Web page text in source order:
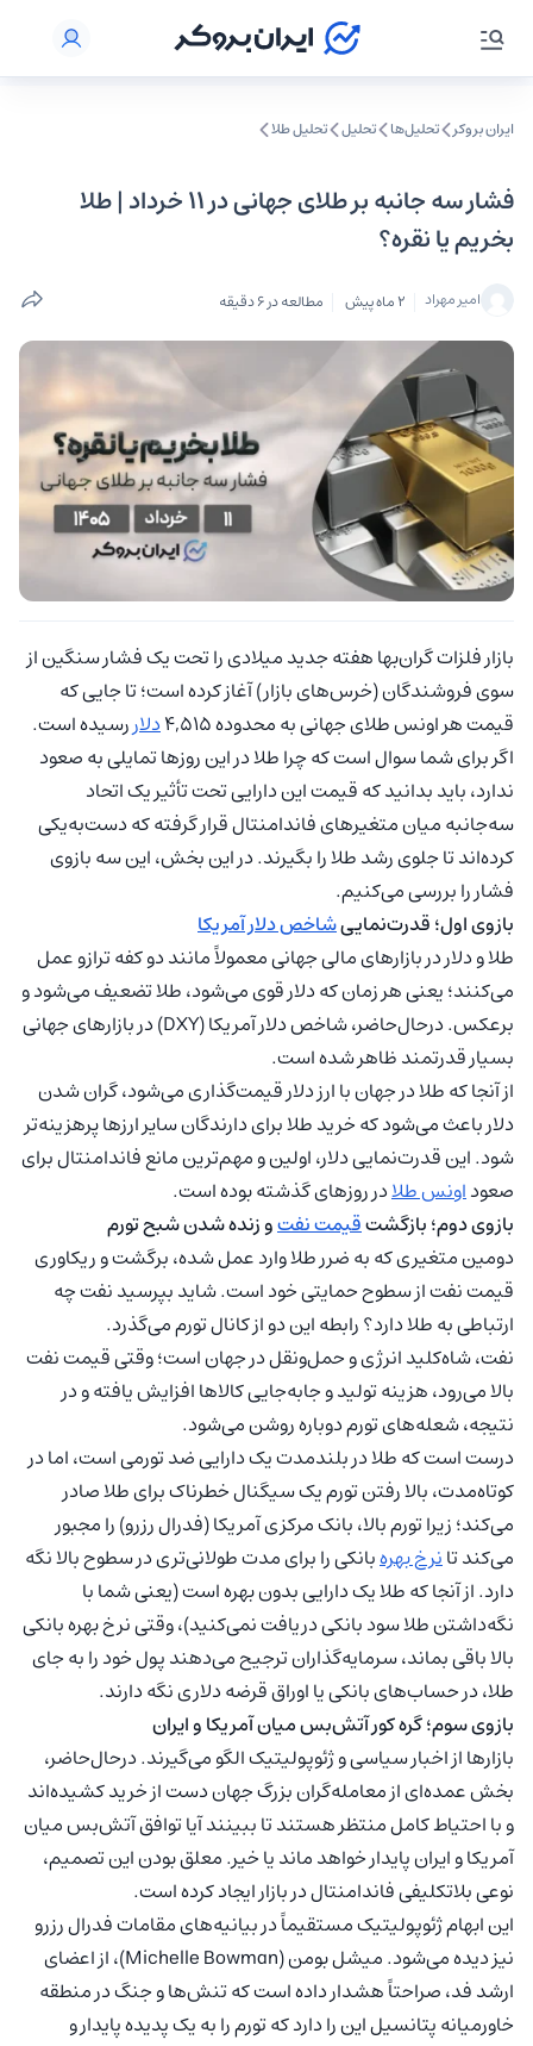
ایران بروکر تحلیل‌ها تحلیل‌ تحلیل طلا
فشار سه جانبه بر طلای جهانی در ۱۱ خرداد | طلا
بخریم یا نقره؟
امیر مهراد 2 ماه پیش مطالعه در 6 دقیقه
بازار فلزات گران‌بها هفته جدید میلادی را تحت یک فشار سنگین از
سوی فروشندگان (خرس‌های بازار) آغاز کرده است؛ تا جایی که
قیمت هر اونس طلای جهانی به محدوده ۴,۵۱۵
دلاررسیده است.
اگر برای شما سوال است که چرا طلا در این روزها تمایلی به صعود
ندارد، باید بدانید که قیمت این دارایی تحت تأثیر یک اتحاد
سه‌جانبه میان متغیرهای فاندامنتال قرار گرفته که دست‌به‌یکی
کرده‌اند تا جلوی رشد طلا را بگیرند. در این بخش، این سه بازوی
فشار را بررسی می‌کنیم.
بازوی اول؛ قدرت‌نماییشاخص دلار آمریکا
طلا و دلار در بازارهای مالی جهانی معمولاً مانند دو کفه ترازو عمل
می‌کنند؛ یعنی هر زمان که دلار قوی می‌شود، طلا تضعیف می‌شود و
برعکس. در‌حال‌حاضر، شاخص دلار آمریکا (DXY) در بازارهای جهانی
بسیار قدرتمند ظاهر شده است.
از آنجا که طلا در جهان با ارز دلار قیمت‌گذاری می‌شود، گران شدن
دلار باعث می‌شود که خرید طلا برای دارندگان سایر ارزها پرهزینه‌تر
شود. این قدرت‌نمایی دلار، اولین و مهم‌ترین مانع فاندامنتال برای
صعوداونس طلادر روزهای گذشته بوده است.
بازوی دوم؛ بازگشتقیمت نفتو زنده شدن شبح تورم
دومین متغیری که به ضرر طلا وارد عمل شده، برگشت و ریکاوری
قیمت نفت از سطوح حمایتی خود است. شاید بپرسید نفت چه
ارتباطی به طلا دارد؟ رابطه این دو از کانال تورم می‌گذرد.
نفت، شاه‌کلید انرژی و حمل‌ونقل در جهان است؛ وقتی قیمت نفت
بالا می‌رود، هزینه تولید و جابه‌جایی کالاها افزایش یافته و در
نتیجه، شعله‌های تورم دوباره روشن می‌شود.
درست است که طلا در بلندمدت یک دارایی ضد تورمی است، اما در
کوتاه‌مدت، بالا رفتن تورم یک سیگنال خطرناک برای طلا صادر
می‌کند؛ زیرا تورم بالا، بانک مرکزی آمریکا (فدرال رزرو) را مجبور
می‌کند تانرخ بهرهبانکی را برای مدت طولانی‌تری در سطوح بالا نگه
دارد. از آنجا که طلا یک دارایی بدون بهره است (یعنی شما با
نگه‌داشتن طلا سود بانکی دریافت نمی‌کنید)، وقتی نرخ بهره بانکی
بالا باقی بماند، سرمایه‌گذاران ترجیح می‌دهند پول خود را به جای
طلا، در حساب‌های بانکی یا اوراق قرضه دلاری نگه دارند.
بازوی سوم؛ گره کور آتش‌بس میان آمریکا و ایران
بازارها از اخبار سیاسی و ژئوپولیتیک الگو می‌گیرند. در‌حال‌حاضر،
بخش عمده‌ای از معامله‌گران بزرگ جهان دست از خرید کشیده‌اند
و با احتیاط کامل منتظر هستند تا ببینند آیا توافق آتش‌بس میان
آمریکا و ایران پایدار خواهد ماند یا خیر. معلق بودن این تصمیم،
نوعی بلاتکلیفی فاندامنتال در بازار ایجاد کرده است.
این ابهام ژئوپولیتیک مستقیماً در بیانیه‌های مقامات فدرال رزرو
نیز دیده می‌شود. میشل بومن (Michelle Bowman)، از اعضای
ارشد فد، صراحتاً هشدار داده است که تنش‌ها و جنگ در منطقه
خاورمیانه پتانسیل این را دارد که تورم را به یک پدیده پایدار و